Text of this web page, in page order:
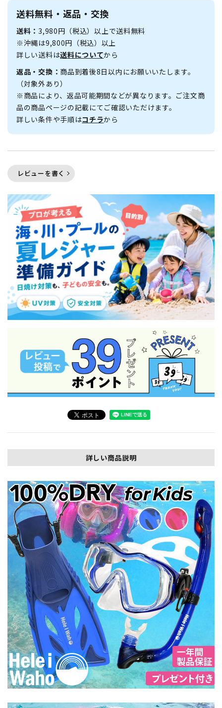
送料無料・返品・交換
送料：3,980円（税込）以上で送料無料
※沖縄は9,800円（税込）以上
詳しい送料は送料についてから
返品・交換： 商品到着後8日以内にお願いいたします。
（対象外あり）
※商品により、返品可能期間などが異なります。ご注文商
品の商品ページの記載にてご確認いただけます。
詳しい条件や手順はコチラから
レビューを書く
詳しい商品説明